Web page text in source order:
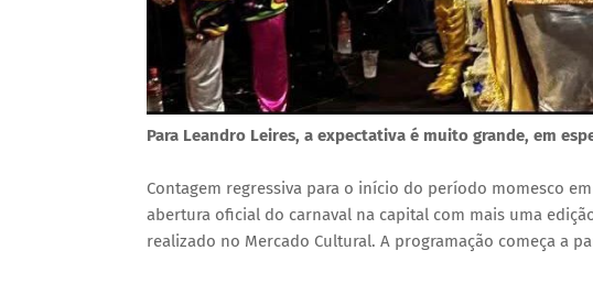
Para Leandro Leires, a expectativa é muito grande, em
Contagem regressiva para o início do período momesco
abertura oficial do carnaval na capital com mais uma
realizado no Mercado Cultural. A programação começa a